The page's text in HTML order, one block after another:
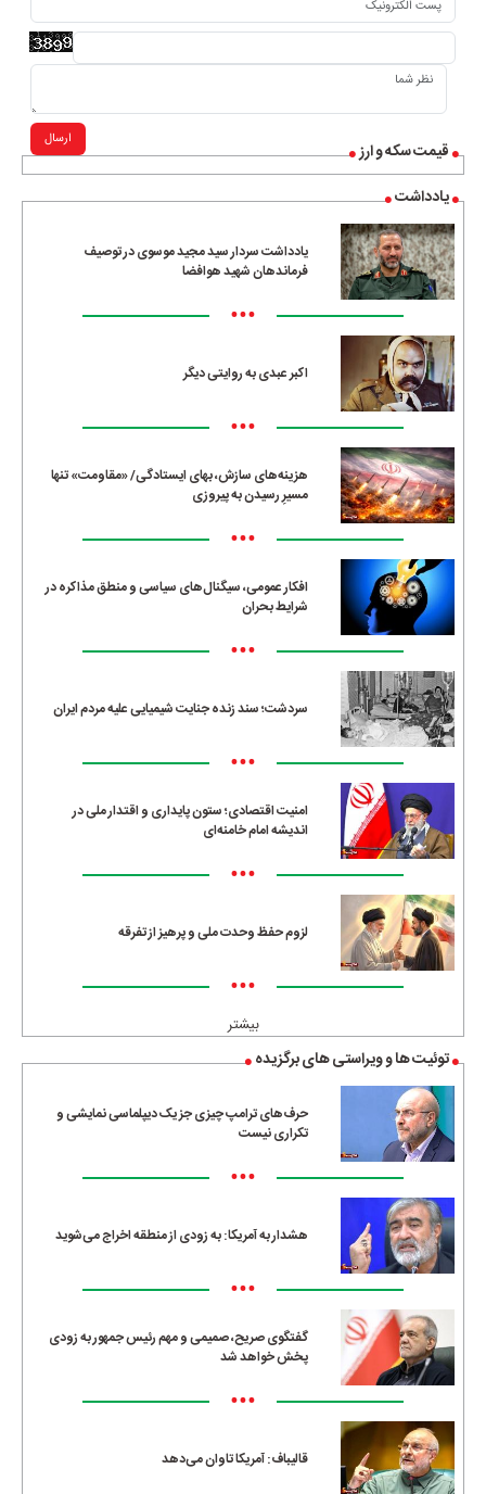
قیمت سکه و ارز
یادداشت
یادداشت سردار سید مجید موسوی در توصیف
فرماندهان شهید هوافضا
•••
اکبر عبدی به روایتی دیگر
•••
هزینه‌های سازش، بهای ایستادگی/ «مقاومت» تنها
مسیرِ رسیدن به پیروزی
•••
افکار عمومی، سیگنال‌های سیاسی و منطق مذاکره در
شرایط بحران
•••
سردشت؛ سند زنده جنایت شیمیایی علیه مردم ایران
•••
امنیت اقتصادی؛ ستون پایداری و اقتدار ملی در
اندیشه امام خامنه‌ای
•••
لزوم حفظ وحدت ملی و پرهیز از تفرقه
•••
بیشتر
توئیت ها و ویراستی های برگزیده
حرف‌های ترامپ چیزی جز یک دیپلماسی نمایشی و
تکراری نیست
•••
هشدار به آمریکا: به زودی از منطقه اخراج می‌شوید
•••
گفتگوی صریح، صمیمی و مهم رئیس جمهور به زودی
پخش خواهد شد
•••
قالیباف: آمریکا تاوان می‌دهد
ارسال